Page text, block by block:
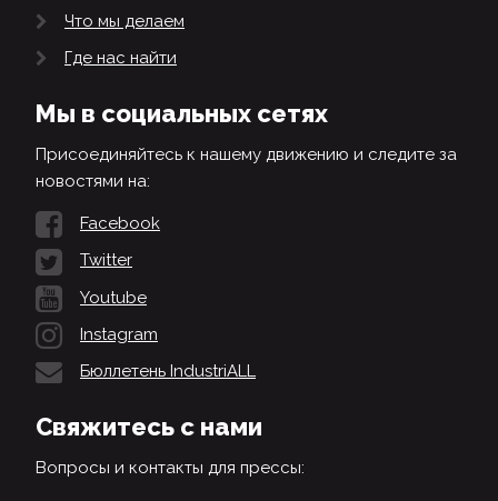
Что мы делаем
Где нас найти
Мы в социальных сетях
Присоединяйтесь к нашему движению и следите за
новостями на:
Facebook
Twitter
Youtube
Instagram
Бюллетень IndustriALL
Свяжитесь с нами
Вопросы и контакты для прессы: